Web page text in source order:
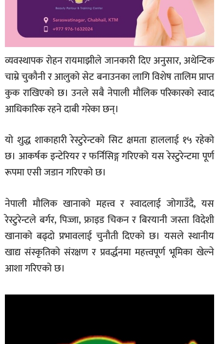
व्यवस्थापक रोहन रायमाझीले जानकारी दिए अनुसार, अथेन्टिक
चाम्रे चुकौनी र आलुको सेट बनाउनका लागि विशेष तालिम प्राप्त
कुक राखिएको छ। उनले सबै नेपाली मौलिक परिकारको स्वाद
आधिकारिक रहने दाबी गरेका छन्।
यो शुद्ध शाकाहारी रेस्टुरेन्टको सिट क्षमता हाललाई १५ रहेको
छ। आकर्षक इन्टेरियर र फर्निसिङ्ग गरिएको यस रेस्टुरेन्टमा पूर्ण
रूपमा एसी जडान गरिएको छ।
नेपाली मौलिक खानाको महत्त्व र स्वादलाई जोगाउँदै, यस
रेस्टुरेन्टले बर्गर, पिज्जा, फ्राइड चिकन र बिरयानी जस्ता विदेशी
खानाको बढ्दो प्रभावलाई चुनौती दिएको छ। यसले स्थानीय
खाद्य संस्कृतिको संरक्षण र प्रवर्द्धनमा महत्त्वपूर्ण भूमिका खेल्ने
आशा गरिएको छ।